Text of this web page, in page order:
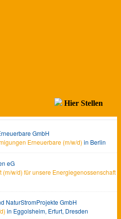
Hier Stellen